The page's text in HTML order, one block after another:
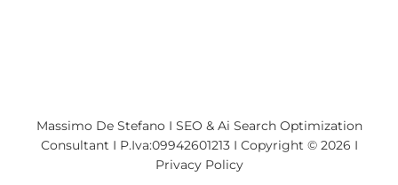
Massimo De Stefano I SEO & Ai Search Optimization
Consultant I P.Iva:09942601213 I Copyright © 2026 I
Privacy Policy